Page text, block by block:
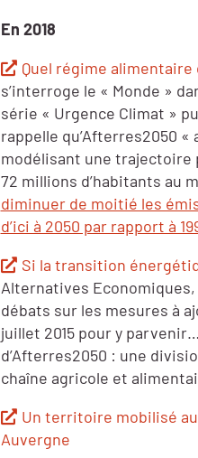
En 2018
Quel régime
s’interroge le « Monde »
série « Urgence Climat »
rappelle qu’Afterres2050 «
modélisant une trajectoire
72 millions d’habitants au
diminuer de moitié les
d’ici à 2050 par rapport à
Si la transition
Alternatives
débats sur les mesures à
juillet 2015 pour y
d’Afterres2050 : une
chaîne agricole et
Un territoire mobilisé
Auvergne